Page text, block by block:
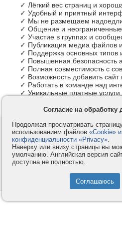
✓ Лёгкий вес страниц и
✓ Удобный и приятный
✓ Мы не размещаем
✓ Общение и
✓ Участие в группах и
✓ Публикация медиа файлов
✓ Поддержка основных
✓ Повышенная безопасность
✓ Полная совместимость с
✓ Возможность добавить сайт
✓ Работать в команде над
✓ Уникальные платные
Контакты
Компания
Услуги
Как оплатить
© 2008-2026
Согласие на
Продолжая просматривать
использованием файлов «Cookie»
конфиденциальности «Privacy».
Наверху или внизу страницы вы
умолчанию. Английская версия
доступна не полностью.